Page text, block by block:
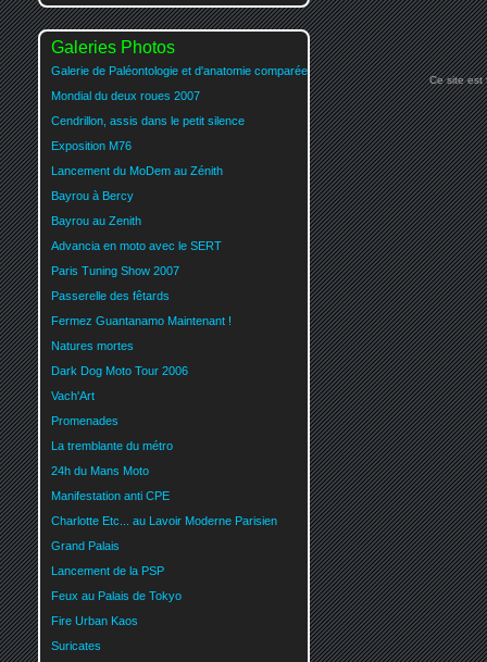
Galeries Photos
Galerie de Paléontologie et d'anatomie comparée
Mondial du deux roues 2007
Cendrillon, assis dans le petit silence
Exposition M76
Lancement du MoDem au Zénith
Bayrou à Bercy
Bayrou au Zenith
Advancia en moto avec le SERT
Paris Tuning Show 2007
Passerelle des fêtards
Fermez Guantanamo Maintenant !
Natures mortes
Dark Dog Moto Tour 2006
Vach'Art
Promenades
La tremblante du métro
24h du Mans Moto
Manifestation anti CPE
Charlotte Etc... au Lavoir Moderne Parisien
Grand Palais
Lancement de la PSP
Feux au Palais de Tokyo
Fire Urban Kaos
Suricates
Ce site est